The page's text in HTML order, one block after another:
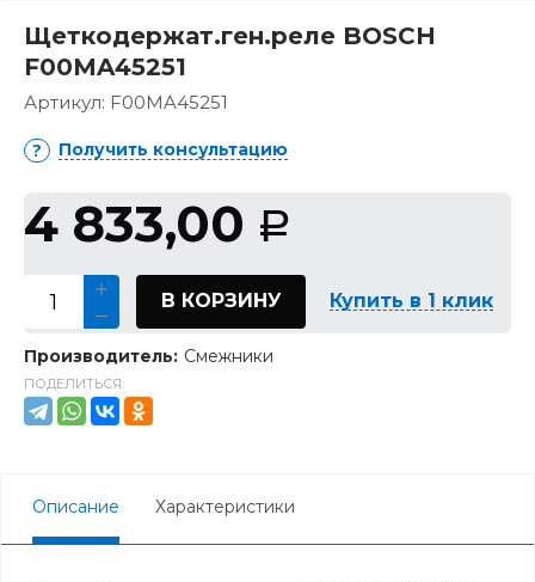
Щеткодержат.ген.реле BOSCH
F00MA45251
Артикул: F00MA45251
Получить консультацию
4 833,00 Р
В КОРЗИНУ Купить в 1 клик
Производитель: Смежники
ПОДЕЛИТЬСЯ:
Описание Характеристики